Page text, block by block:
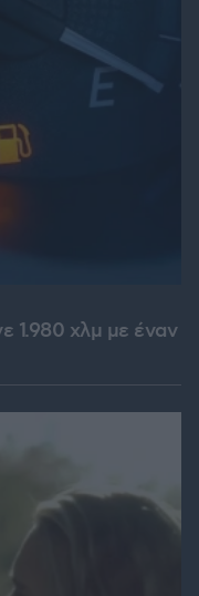
1.980 χλμ με έναν